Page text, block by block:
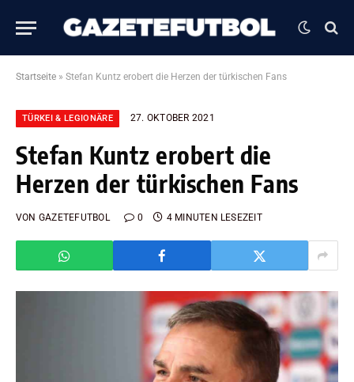
Startseite » Stefan Kuntz erobert die Herzen der türkischen Fans
TÜRKEI & LEGIONÄRE 27. OKTOBER 2021
Stefan Kuntz erobert die
Herzen der türkischen Fans
VON GAZETEFUTBOL 0 4 MINUTEN LESEZEIT